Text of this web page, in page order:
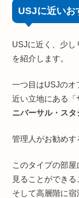
USJに近いお
USJに近く、少し
を紹介します。
一つ目はUSJのオ
近い立地にある「
ニバーサル・ス
管理人がお勧めす
このタイプの部
見ることができる
そして高層階に